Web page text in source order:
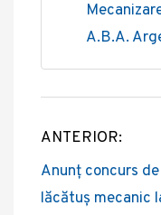
A.B.A.
Post
navigation
ANTERIOR:
Anunț concurs
lăcătuș mecanic